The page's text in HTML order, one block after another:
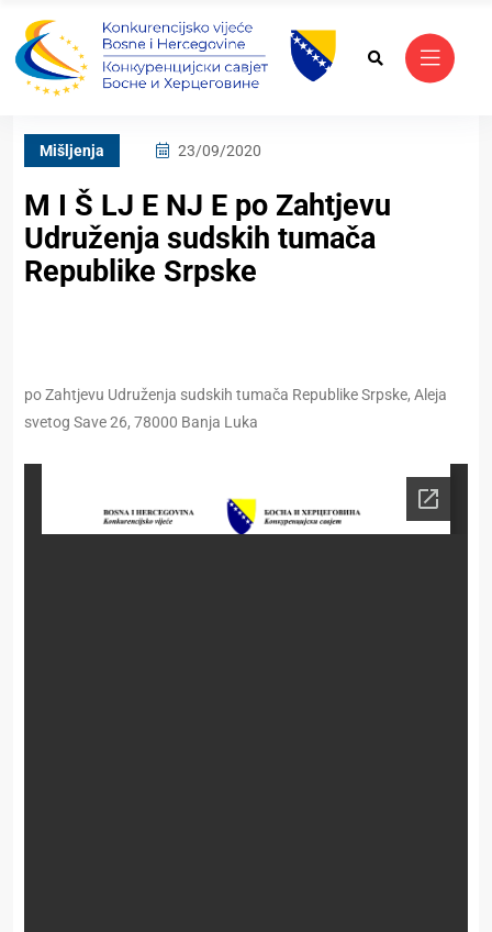
Mišljenja 23/09/2020
M I Š LJ E NJ E po Zahtjevu
Udruženja sudskih tumača
Republike Srpske
po Zahtjevu Udruženja sudskih tumača Republike Srpske, Aleja
svetog Save 26, 78000 Banja Luka